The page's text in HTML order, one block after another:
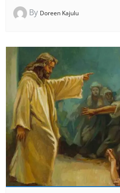
By Doreen Kajulu